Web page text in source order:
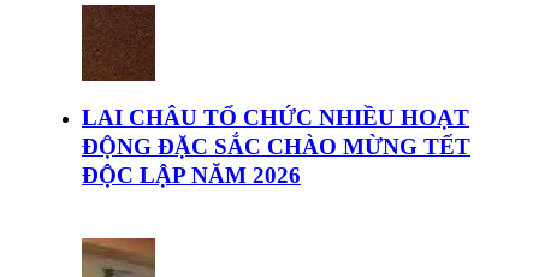
LAI CHÂU TỔ CHỨC NHIỀU HOẠT
ĐỘNG ĐẶC SẮC CHÀO MỪNG TẾT
ĐỘC LẬP NĂM 2026